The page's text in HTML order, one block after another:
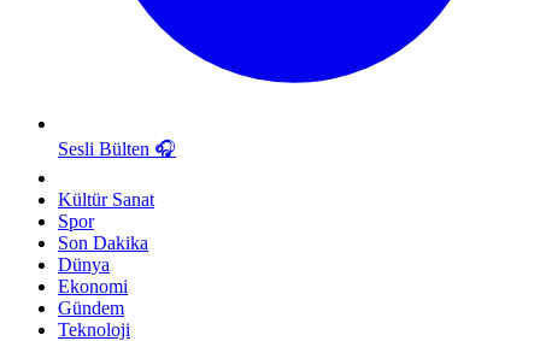
Sesli Bülten 🎧
Kültür Sanat
Spor
Son Dakika
Dünya
Ekonomi
Gündem
Teknoloji